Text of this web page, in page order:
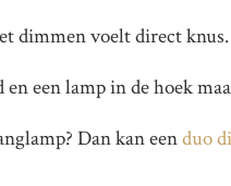
dimmen voelt direct knus.
een lamp in de hoek
Dan kan eenduo